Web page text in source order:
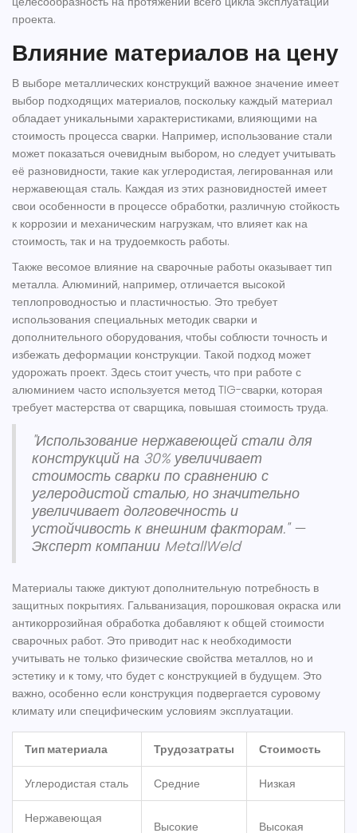
проекта.
Влияние материалов на цену
В выборе металлических конструкций важное значение имеет
выбор подходящих материалов, поскольку каждый материал
обладает уникальными характеристиками, влияющими на
стоимость процесса сварки. Например, использование стали
может показаться очевидным выбором, но следует учитывать
её разновидности, такие как углеродистая, легированная или
нержавеющая сталь. Каждая из этих разновидностей имеет
свои особенности в процессе обработки, различную стойкость
к коррозии и механическим нагрузкам, что влияет как на
стоимость, так и на трудоемкость работы.
Также весомое влияние на сварочные работы оказывает тип
металла. Алюминий, например, отличается высокой
теплопроводностью и пластичностью. Это требует
использования специальных методик сварки и
дополнительного оборудования, чтобы соблюсти точность и
избежать деформации конструкции. Такой подход может
удорожать проект. Здесь стоит учесть, что при работе с
алюминием часто используется метод TIG-сварки, которая
требует мастерства от сварщика, повышая стоимость труда.
"Использование нержавеющей стали для
конструкций на 30% увеличивает
стоимость сварки по сравнению с
углеродистой сталью, но значительно
увеличивает долговечность и
устойчивость к внешним факторам." —
Эксперт компании MetallWeld
Материалы также диктуют дополнительную потребность в
защитных покрытиях. Гальванизация, порошковая окраска или
антикоррозийная обработка добавляют к общей стоимости
сварочных работ. Это приводит нас к необходимости
учитывать не только физические свойства металлов, но и
эстетику и к тому, что будет с конструкцией в будущем. Это
важно, особенно если конструкция подвергается суровому
климату или специфическим условиям эксплуатации.
Тип материала Трудозатраты Стоимость
Углеродистая сталь Средние Низкая
Нержавеющая
Высокие Высокая